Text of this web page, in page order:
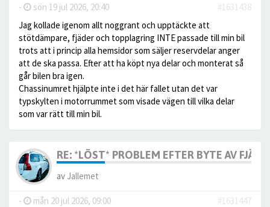
- sön 19 jul 2026, 20:40
#1631438
Jag kollade igenom allt noggrant och upptäckte att
stötdämpare, fjäder och topplagring INTE passade till min bil
trots att i princip alla hemsidor som säljer reservdelar anger
att de ska passa. Efter att ha köpt nya delar och monterat så
går bilen bra igen.
Chassinumret hjälpte inte i det här fallet utan det var
typskylten i motorrummet som visade vägen till vilka delar
som var rätt till min bil.
RE: *LÖST* PROBLEM EFTER BYTE AV
av Jallemet
- mån 20 jul 2026, 09:00
#1631447